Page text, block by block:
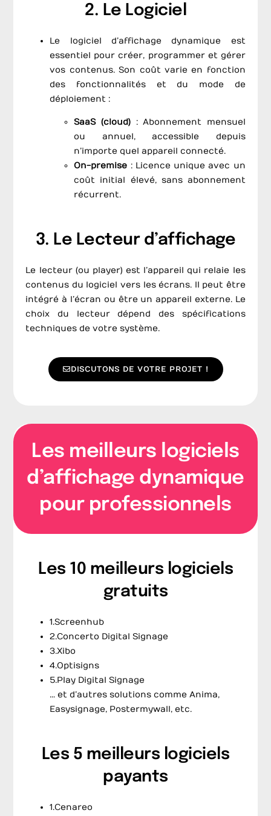
2. Le Logiciel
Le logiciel d’affichage dynamique est
essentiel pour créer, programmer et gérer
vos contenus. Son coût varie en fonction
des fonctionnalités et du mode de
déploiement :
SaaS (cloud): Abonnement mensuel
ou annuel, accessible depuis
n’importe quel appareil connecté.
On-premise : Licence unique avec un
coût initial élevé, sans abonnement
récurrent.
3. Le Lecteur d’affichage
Le lecteur (ou player) est l’appareil qui relaie les
contenus du logiciel vers les écrans. Il peut être
intégré à l’écran ou être un appareil externe. Le
choix du lecteur dépend des spécifications
techniques de votre système.
DISCUTONS DE VOTRE PROJET !
Les meilleurs logiciels
d’affichage dynamique
pour professionnels
Les 10 meilleurs logiciels
gratuits
1.Screenhub
2.Concerto Digital Signage
3.Xibo
4.Optisigns
5.Play Digital Signage
… et d’autres solutions comme Anima,
Easysignage, Postermywall, etc.
Les 5 meilleurs logiciels
payants
1.Cenareo